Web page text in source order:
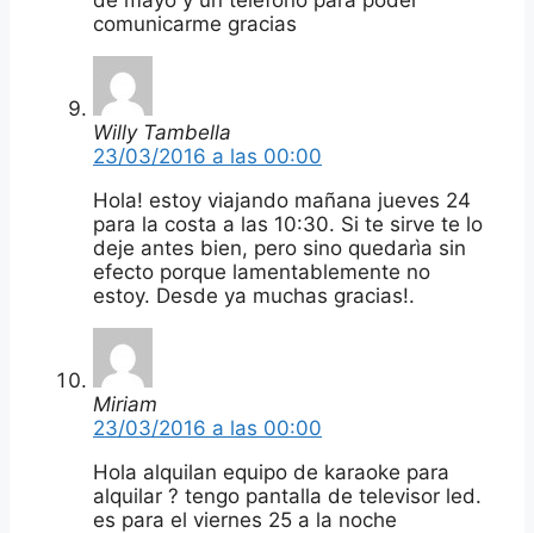
comunicarme gracias
Willy Tambella
23/03/2016 a las 00:00
Hola! estoy viajando mañana jueves 24
para la costa a las 10:30. Si te sirve te lo
deje antes bien, pero sino quedarìa sin
efecto porque lamentablemente no
estoy. Desde ya muchas gracias!.
Miriam
23/03/2016 a las 00:00
Hola alquilan equipo de karaoke para
alquilar ? tengo pantalla de televisor led.
es para el viernes 25 a la noche